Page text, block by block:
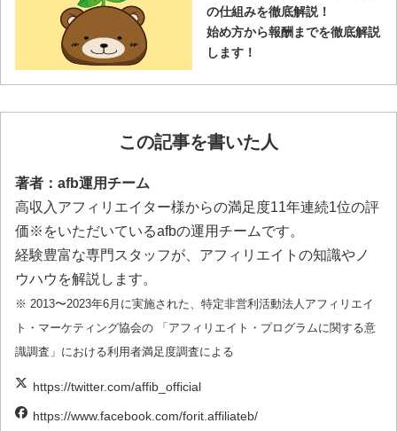
の仕組みを徹底解説！
始め方から報酬までを徹底解説
します！
この記事を書いた人
著者：afb運用チーム
高収入アフィリエイター様からの満足度11年連続1位の評
価※をいただいているafbの運用チームです。
経験豊富な専門スタッフが、アフィリエイトの知識やノ
ウハウを解説します。
※ 2013〜2023年6月に実施された、特定非営利活動法人アフィリエイ
ト・マーケティング協会の 「アフィリエイト・プログラムに関する意
識調査」における利用者満足度調査による
https://twitter.com/affib_official
https://www.facebook.com/forit.affiliateb/